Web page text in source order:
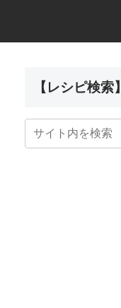
【レシピ検索】